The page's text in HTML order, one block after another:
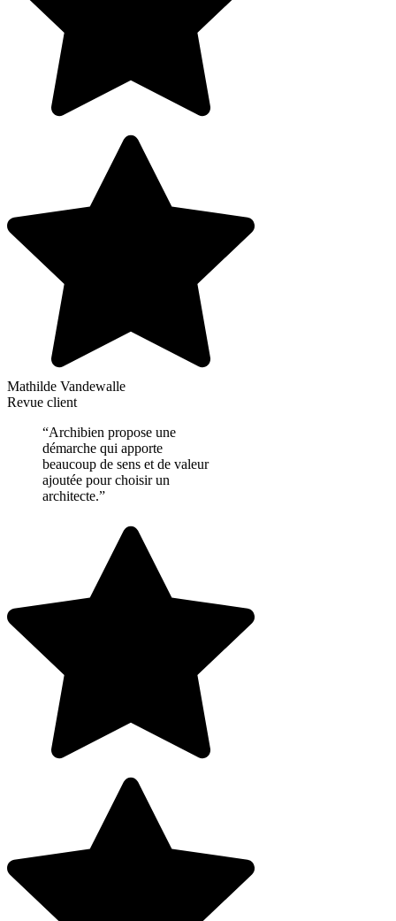
Mathilde Vandewalle
Revue client
“Archibien propose une
démarche qui apporte
beaucoup de sens et de valeur
ajoutée pour choisir un
architecte.”